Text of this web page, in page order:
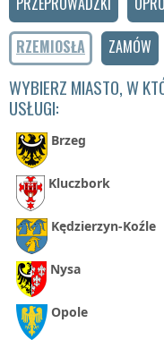
RZEMIOSŁA
ZAMÓW
WYBIERZ MIASTO, W
USŁUGI:
Brzeg
Kluczbork
Kędzierzyn-Koźle
Nysa
Opole